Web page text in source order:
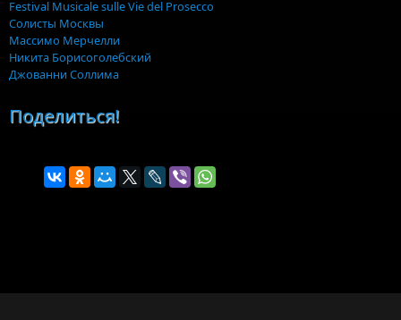
Festival Musicale sulle Vie del Prosecco
Солисты Москвы
Массимо Мерчелли
Никита Борисоголебский
Джованни Соллима
Поделиться!